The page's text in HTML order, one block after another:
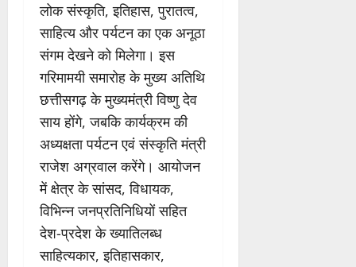
लोक संस्कृति, इतिहास, पुरातत्व,
साहित्य और पर्यटन का एक अनूठा
संगम देखने को मिलेगा। इस
गरिमामयी समारोह के मुख्य अतिथि
छत्तीसगढ़ के मुख्यमंत्री विष्णु देव
साय होंगे, जबकि कार्यक्रम की
अध्यक्षता पर्यटन एवं संस्कृति मंत्री
राजेश अग्रवाल करेंगे। आयोजन
में क्षेत्र के सांसद, विधायक,
विभिन्न जनप्रतिनिधियों सहित
देश-प्रदेश के ख्यातिलब्ध
साहित्यकार, इतिहासकार,